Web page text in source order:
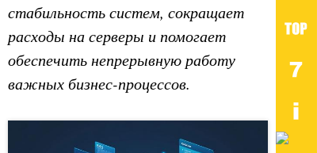
стабильность систем, сокращает
расходы на серверы и помогает
обеспечить непрерывную работу
важных бизнес-процессов.